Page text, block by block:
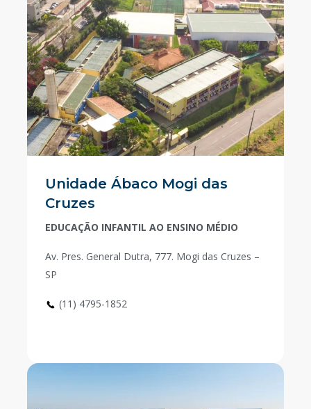
Unidade Ábaco Mogi das
Cruzes
EDUCAÇÃO INFANTIL AO ENSINO MÉDIO
Av. Pres. General Dutra, 777. Mogi das Cruzes –
SP
(11) 4795-1852